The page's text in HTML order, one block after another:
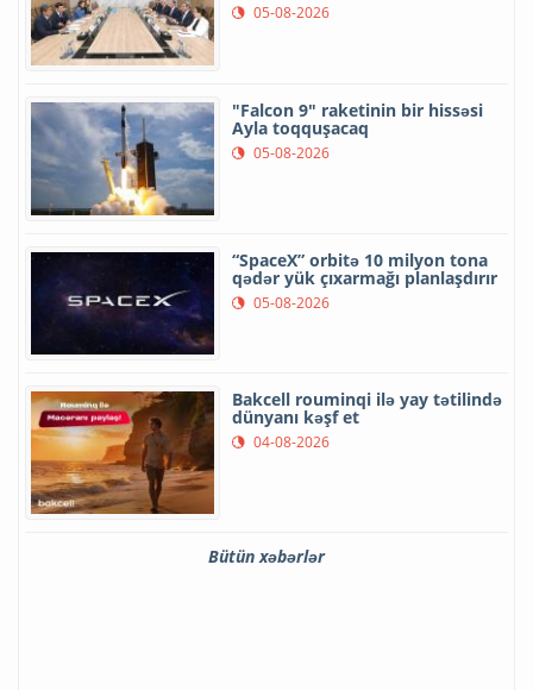
05-08-2026
"Falcon 9" raketinin bir hissəsi
Ayla toqquşacaq
05-08-2026
“SpaceX” orbitə 10 milyon tona
qədər yük çıxarmağı planlaşdırır
05-08-2026
Bakcell rouminqi ilə yay tətilində
dünyanı kəşf et
04-08-2026
Bütün xəbərlər